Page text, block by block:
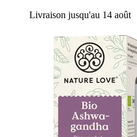
Livraison jusqu'au 14 août